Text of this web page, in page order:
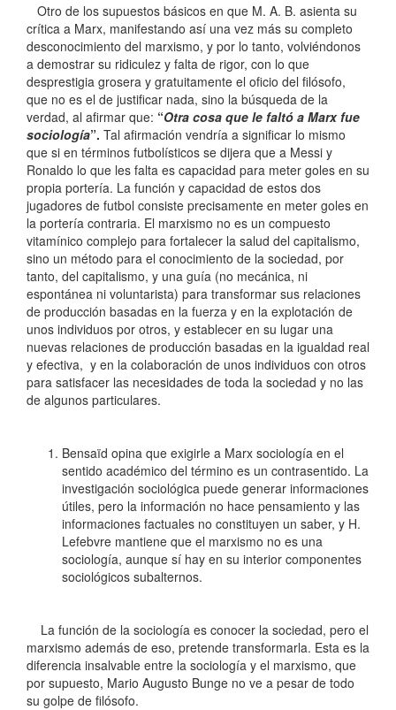
Otro de los supuestos básicos en que M. A. B. asienta su
crítica a Marx, manifestando así una vez más su completo
desconocimiento del marxismo, y por lo tanto, volviéndonos
a demostrar su ridiculez y falta de rigor, con lo que
desprestigia grosera y gratuitamente el oficio del filósofo,
que no es el de justificar nada, sino la búsqueda de la
verdad, al afirmar que: “Otra cosa que le faltó a Marx fue
sociología”. Tal afirmación vendría a significar lo mismo
que si en términos futbolísticos se dijera que a Messi y
Ronaldo lo que les falta es capacidad para meter goles en su
propia portería. La función y capacidad de estos dos
jugadores de futbol consiste precisamente en meter goles en
la portería contraria. El marxismo no es un compuesto
vitamínico complejo para fortalecer la salud del capitalismo,
sino un método para el conocimiento de la sociedad, por
tanto, del capitalismo, y una guía (no mecánica, ni
espontánea ni voluntarista) para transformar sus relaciones
de producción basadas en la fuerza y en la explotación de
unos individuos por otros, y establecer en su lugar una
nuevas relaciones de producción basadas en la igualdad real
y efectiva, y en la colaboración de unos individuos con otros
para satisfacer las necesidades de toda la sociedad y no las
de algunos particulares.
Bensaïd opina que exigirle a Marx sociología en el
sentido académico del término es un contrasentido. La
investigación sociológica puede generar informaciones
útiles, pero la información no hace pensamiento y las
informaciones factuales no constituyen un saber, y H.
Lefebvre mantiene que el marxismo no es una
sociología, aunque sí hay en su interior componentes
sociológicos subalternos.
La función de la sociología es conocer la sociedad, pero el
marxismo además de eso, pretende transformarla. Esta es la
diferencia insalvable entre la sociología y el marxismo, que
por supuesto, Mario Augusto Bunge no ve a pesar de todo
su golpe de filósofo.